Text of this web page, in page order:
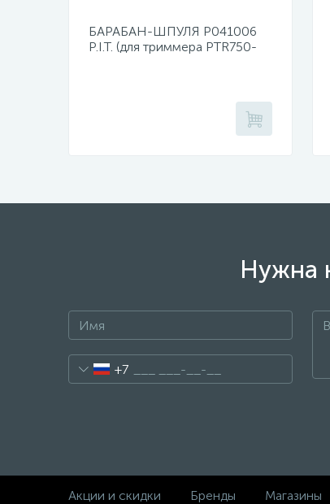
БАРАБАН-ШПУЛЯ Р041006
P.I.T. (для триммера PTR750-
Нужна
+7
Акции и скидки Бренды Магазины